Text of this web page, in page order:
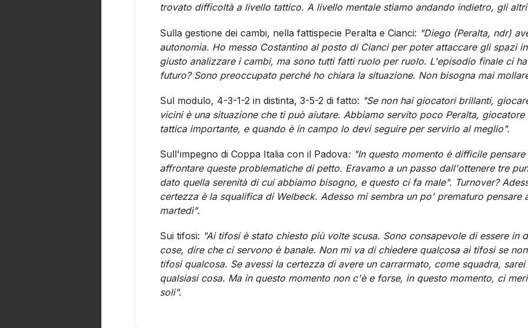
trovato difficoltà a livello tattico. A livello mentale stiamo andando indietro, gli
Sulla gestione dei cambi, nella fattispecie Peralta e Cianci: "Diego (Peralta, ndr)
autonomia. Ho messo Costantino al posto di Cianci per poter attaccare gli spazi
giusto analizzare i cambi, ma sono tutti fatti ruolo per ruolo. L'episodio finale ci
futuro? Sono preoccupato perché ho chiara la situazione. Non bisogna mai
Sul modulo, 4-3-1-2 in distinta, 3-5-2 di fatto: "Se non hai giocatori brillanti,
vicini è una situazione che ti può aiutare. Abbiamo servito poco Peralta, giocatore
tattica importante, e quando è in campo lo devi seguire per servirlo al meglio".
Sull'impegno di Coppa Italia con il Padova: "In questo momento è difficile
affrontare queste problematiche di petto. Eravamo a un passo dall'ottenere tre
dato quella serenità di cui abbiamo bisogno, e questo ci fa male". Turnover?
certezza è la squalifica di Welbeck. Adesso mi sembra un po' prematuro pensare
martedì".
Sui tifosi: "Ai tifosi è stato chiesto più volte scusa. Sono consapevole di essere in
cose, dire che ci servono è banale. Non mi va di chiedere qualcosa ai tifosi se
tifosi qualcosa. Se avessi la certezza di avere un carrarmato, come squadra,
qualsiasi cosa. Ma in questo momento non c'è e forse, in questo momento, ci
soli".